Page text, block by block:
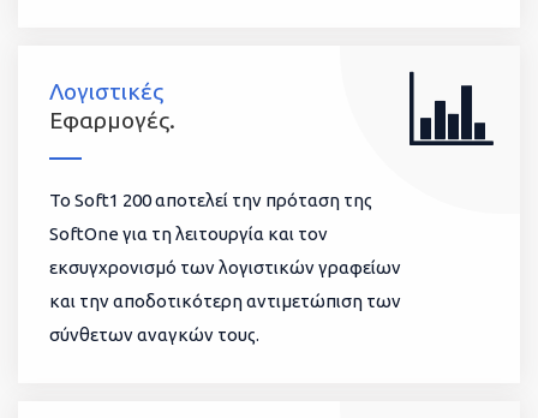
Λογιστικές
Εφαρμογές.
To Soft1 200 αποτελεί την πρόταση της
SoftOne για τη λειτουργία και τον
εκσυγχρονισμό των λογιστικών γραφείων
και την αποδοτικότερη αντιμετώπιση των
σύνθετων αναγκών τους.